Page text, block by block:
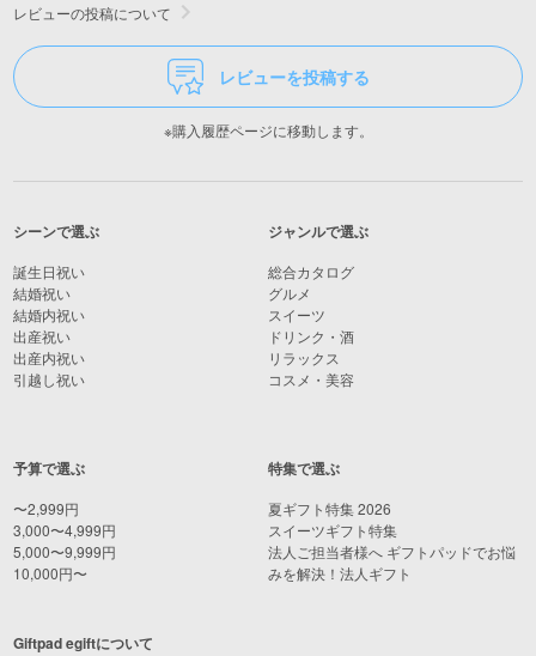
レビューの投稿について
レビューを投稿する
※購入履歴ページに移動します。
シーンで選ぶ
誕生日祝い
結婚祝い
結婚内祝い
出産祝い
出産内祝い
引越し祝い
予算で選ぶ
〜2,999円
3,000〜4,999円
5,000〜9,999円
10,000円〜
ジャンルで選ぶ
総合カタログ
グルメ
スイーツ
ドリンク・酒
リラックス
コスメ・美容
特集で選ぶ
夏ギフト特集 2026
スイーツギフト特集
法人ご担当者様へ ギフトパッドでお悩
みを解決！法人ギフト
Giftpad egiftについて